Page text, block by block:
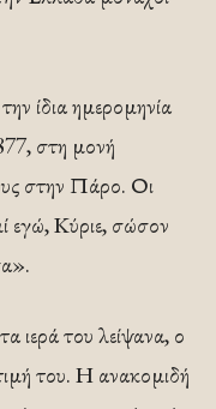
ίδια ημερομηνία
στη μονή
στην Πάρο. Οι
εγώ, Κύριε, σώσον
ιερά του λείψανα, ο
του. Η ανακομιδή